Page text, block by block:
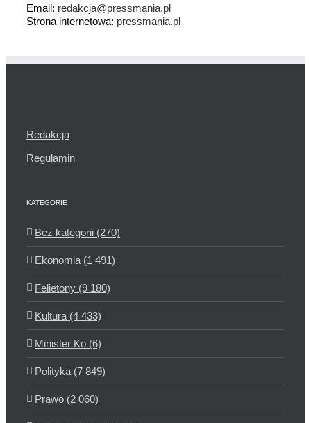
Email: redakcja@pressmania.pl
Strona internetowa: pressmania.pl
Redakcja
Regulamin
KATEGORIE
Bez kategorii (270)
Ekonomia (1 491)
Felietony (9 180)
Kultura (4 433)
Minister Ko (6)
Polityka (7 849)
Prawo (2 060)